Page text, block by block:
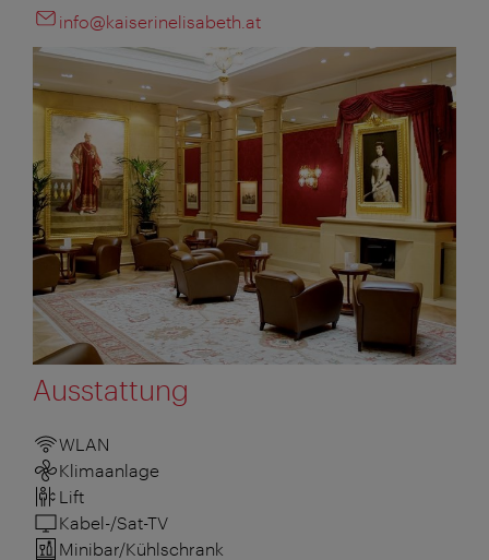
info@kaiserinelisabeth.at
Ausstattung
WLAN
Klimaanlage
Lift
Kabel-/Sat-TV
Minibar/Kühlschrank